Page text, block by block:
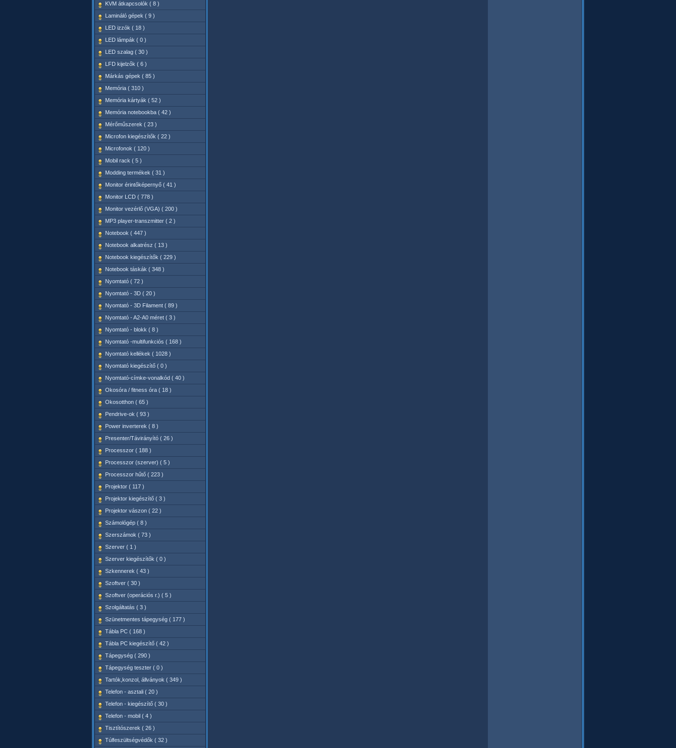
KVM átkapcsolók ( 8 )
Lamináló gépek ( 9 )
LED izzók ( 18 )
LED lámpák ( 0 )
LED szalag ( 30 )
LFD kijelzők ( 6 )
Márkás gépek ( 85 )
Memória ( 310 )
Memória kártyák ( 52 )
Memória notebookba ( 42 )
Mérőműszerek ( 23 )
Microfon kiegészítők ( 22 )
Microfonok ( 120 )
Mobil rack ( 5 )
Modding termékek ( 31 )
Monitor érintőképernyő ( 41 )
Monitor LCD ( 778 )
Monitor vezérlő (VGA) ( 200 )
MP3 player-transzmitter ( 2 )
Notebook ( 447 )
Notebook alkatrész ( 13 )
Notebook kiegészítők ( 229 )
Notebook táskák ( 348 )
Nyomtató ( 72 )
Nyomtató - 3D ( 20 )
Nyomtató - 3D Filament ( 89 )
Nyomtató - A2-A0 méret ( 3 )
Nyomtató - blokk ( 8 )
Nyomtató -multifunkciós ( 168 )
Nyomtató kellékek ( 1028 )
Nyomtató kiegészítő ( 0 )
Nyomtató-címke-vonalkód ( 40 )
Okosóra / fitness óra ( 18 )
Okosotthon ( 65 )
Pendrive-ok ( 93 )
Power inverterek ( 8 )
Presenter/Távirányító ( 26 )
Processzor ( 188 )
Processzor (szerver) ( 5 )
Processzor hűtő ( 223 )
Projektor ( 117 )
Projektor kiegészítő ( 3 )
Projektor vászon ( 22 )
Számológép ( 8 )
Szerszámok ( 73 )
Szerver ( 1 )
Szerver kiegészítők ( 0 )
Szkennerek ( 43 )
Szoftver ( 30 )
Szoftver (operációs r.) ( 5 )
Szolgáltatás ( 3 )
Szünetmentes tápegység ( 177 )
Tábla PC ( 168 )
Tábla PC kiegészítő ( 42 )
Tápegység ( 290 )
Tápegység teszter ( 0 )
Tartók,konzol, állványok ( 349 )
Telefon - asztali ( 20 )
Telefon - kiegészítő ( 30 )
Telefon - mobil ( 4 )
Tisztítószerek ( 26 )
Túlfeszültségvédők ( 32 )